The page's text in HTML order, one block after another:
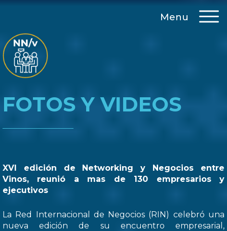
Menu
FOTOS Y VIDEOS
XVI edición de Networking y Negocios entre
Vinos, reunió a mas de 130 empresarios y
ejecutivos
La Red Internacional de Negocios (RIN) celebró una
nueva edición de su encuentro empresarial,